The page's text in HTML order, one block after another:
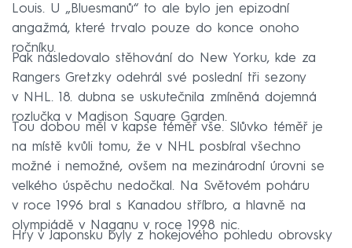
Louis. U „Bluesmanů“ to ale bylo jen epizodní
angažmá, které trvalo pouze do konce onoho
ročníku.
Pak následovalo stěhování do New Yorku, kde za
Rangers Gretzky odehrál své poslední tři sezony
v NHL. 18. dubna se uskutečnila zmíněná dojemná
rozlučka v Madison Square Garden.
Tou dobou měl v kapse téměř vše. Slůvko téměř je
na místě kvůli tomu, že v NHL posbíral všechno
možné i nemožné, ovšem na mezinárodní úrovni se
velkého úspěchu nedočkal. Na Světovém poháru
v roce 1996 bral s Kanadou stříbro, a hlavně na
olympiádě v Naganu v roce 1998 nic.
Hry v Japonsku byly z hokejového pohledu obrovsky